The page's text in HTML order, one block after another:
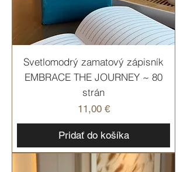
Svetlomodrý zamatový zápisník
EMBRACE THE JOURNEY ~ 80
strán
Cena
11,00 €
Pridať do košíka